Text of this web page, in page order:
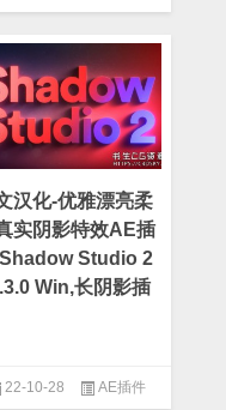
汉化-优雅漂亮柔
实阴影特效AE插
Studio 2
Win,长阴影插
22-10-28 AE插件